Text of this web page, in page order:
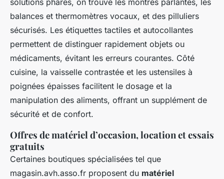
solutions phares, on trouve les montres parlantes, les
balances et thermomètres vocaux, et des pilluliers
sécurisés. Les étiquettes tactiles et autocollantes
permettent de distinguer rapidement objets ou
médicaments, évitant les erreurs courantes. Côté
cuisine, la vaisselle contrastée et les ustensiles à
poignées épaisses facilitent le dosage et la
manipulation des aliments, offrant un supplément de
sécurité et de confort.
Offres de matériel d’occasion, location et essais
gratuits
Certaines boutiques spécialisées tel que
magasin.avh.asso.fr proposent du matériel